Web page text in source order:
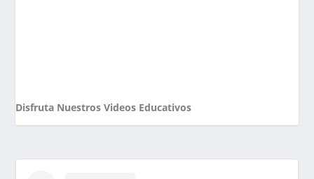
Disfruta Nuestros Videos Educativos